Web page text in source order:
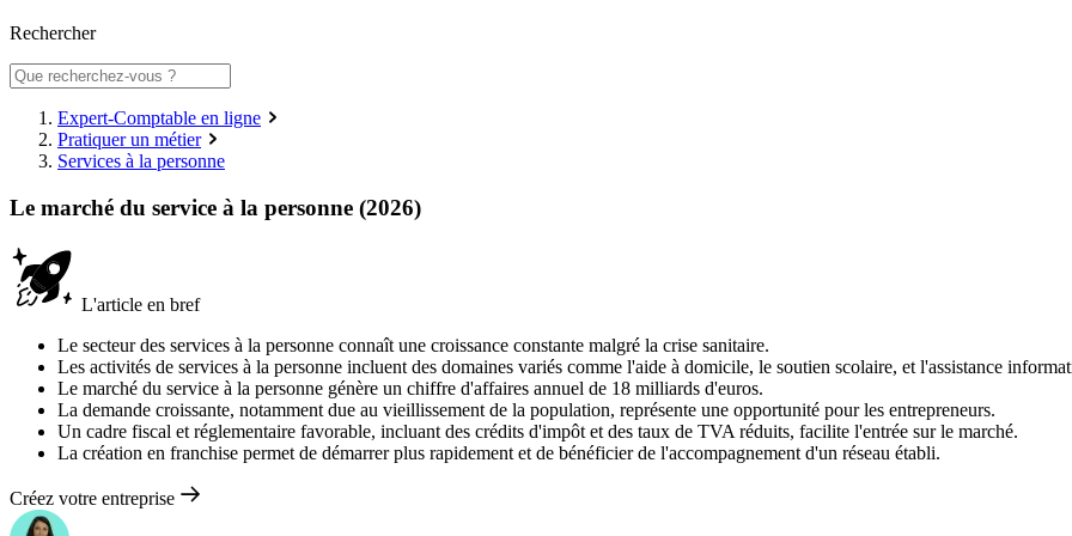
Rechercher
Expert-Comptable en ligne
Pratiquer un métier
Services à la personne
Le marché du service à la personne (2026)
L'article en bref
Le secteur des services à la personne connaît une croissance constante malgré la crise sanitaire.
Les activités de services à la personne incluent des domaines variés comme l'aide à domicile, le soutien scolaire, et l'assistance
Le marché du service à la personne génère un chiffre d'affaires annuel de 18 milliards d'euros.
La demande croissante, notamment due au vieillissement de la population, représente une opportunité pour les entrepreneurs.
Un cadre fiscal et réglementaire favorable, incluant des crédits d'impôt et des taux de TVA réduits, facilite l'entrée sur le marché.
La création en franchise permet de démarrer plus rapidement et de bénéficier de l'accompagnement d'un réseau établi.
Créez votre entreprise